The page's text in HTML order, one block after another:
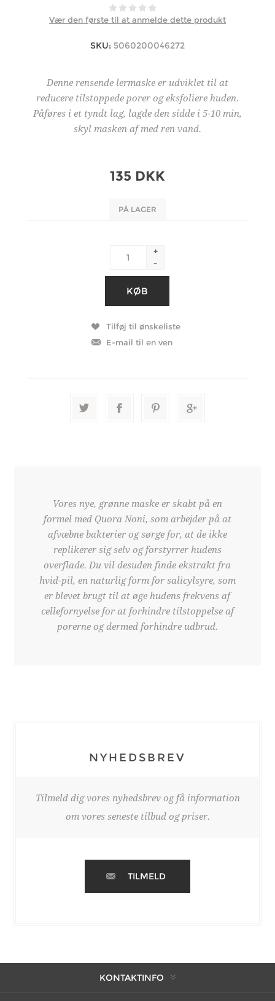
Vær den første til at anmelde dette produkt
SKU: 5060200046272
Denne rensende lermaske er udviklet til at
reducere tilstoppede porer og eksfoliere huden.
Påføres i et tyndt lag, lagde den sidde i 5-10 min,
skyl masken af med ren vand.
135 DKK
PÅ LAGER
+
-
Vores nye, grønne maske er skabt på en
formel med Quora Noni, som arbejder på at
afvæbne bakterier og sørge for, at de ikke
replikerer sig selv og forstyrrer hudens
overflade. Du vil desuden finde ekstrakt fra
hvid-pil, en naturlig form for salicylsyre, som
er blevet brugt til at øge hudens frekvens af
cellefornyelse for at forhindre tilstoppelse af
porerne og dermed forhindre udbrud.
NYHEDSBREV
Tilmeld dig vores nyhedsbrev og få information
om vores seneste tilbud og priser.
TILMELD
KONTAKTINFO